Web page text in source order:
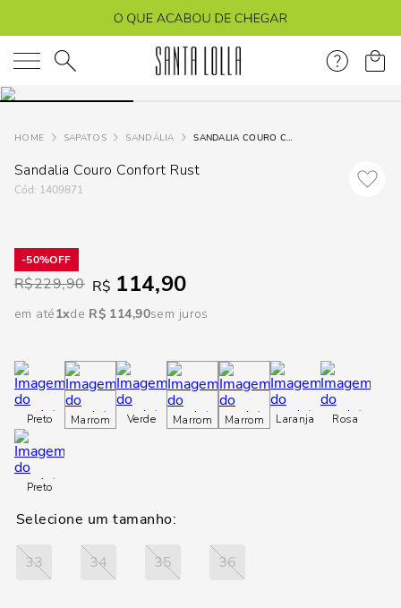
O que você está procurando?
SAPATOS SANDÁLIA SANDALIA COURO CONFORT RUST
Sandalia Couro Confort Rust
: 1409871
50%
R$229,90 R$ 114,90
em até1 R$ 114,90sem juros
Preto Marrom Verde Marrom Marrom Laranja Rosa
Preto
33 34 35 36